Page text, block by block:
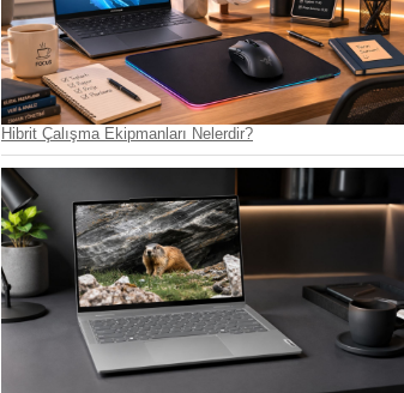
Hibrit Çalışma Ekipmanları Nelerdir?